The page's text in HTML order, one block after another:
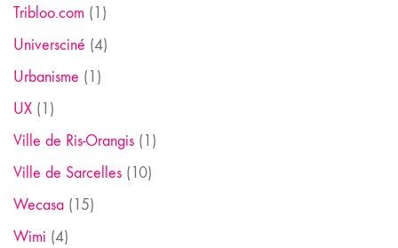
Tribloo.com (1)
Universciné (4)
Urbanisme (1)
UX (1)
Ville de Ris-Orangis (1)
Ville de Sarcelles (10)
Wecasa (15)
Wimi (4)